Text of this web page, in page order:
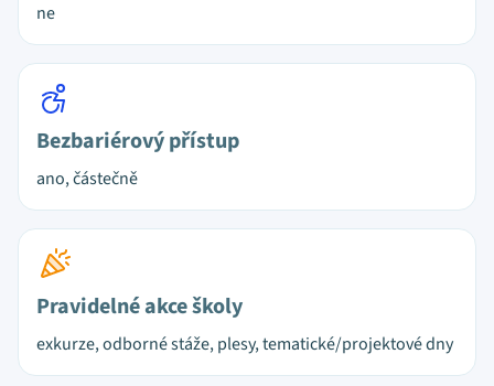
ne
Bezbariérový přístup
ano, částečně
Pravidelné akce školy
exkurze, odborné stáže, plesy, tematické/projektové dny